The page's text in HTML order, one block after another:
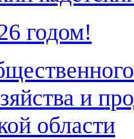
годом!
и
области